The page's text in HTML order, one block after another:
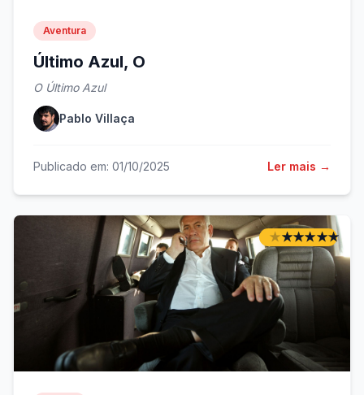
Aventura
Último Azul, O
O Último Azul
Pablo Villaça
Publicado em: 01/10/2025 Ler mais →
★★
★★
★★
★★
★★